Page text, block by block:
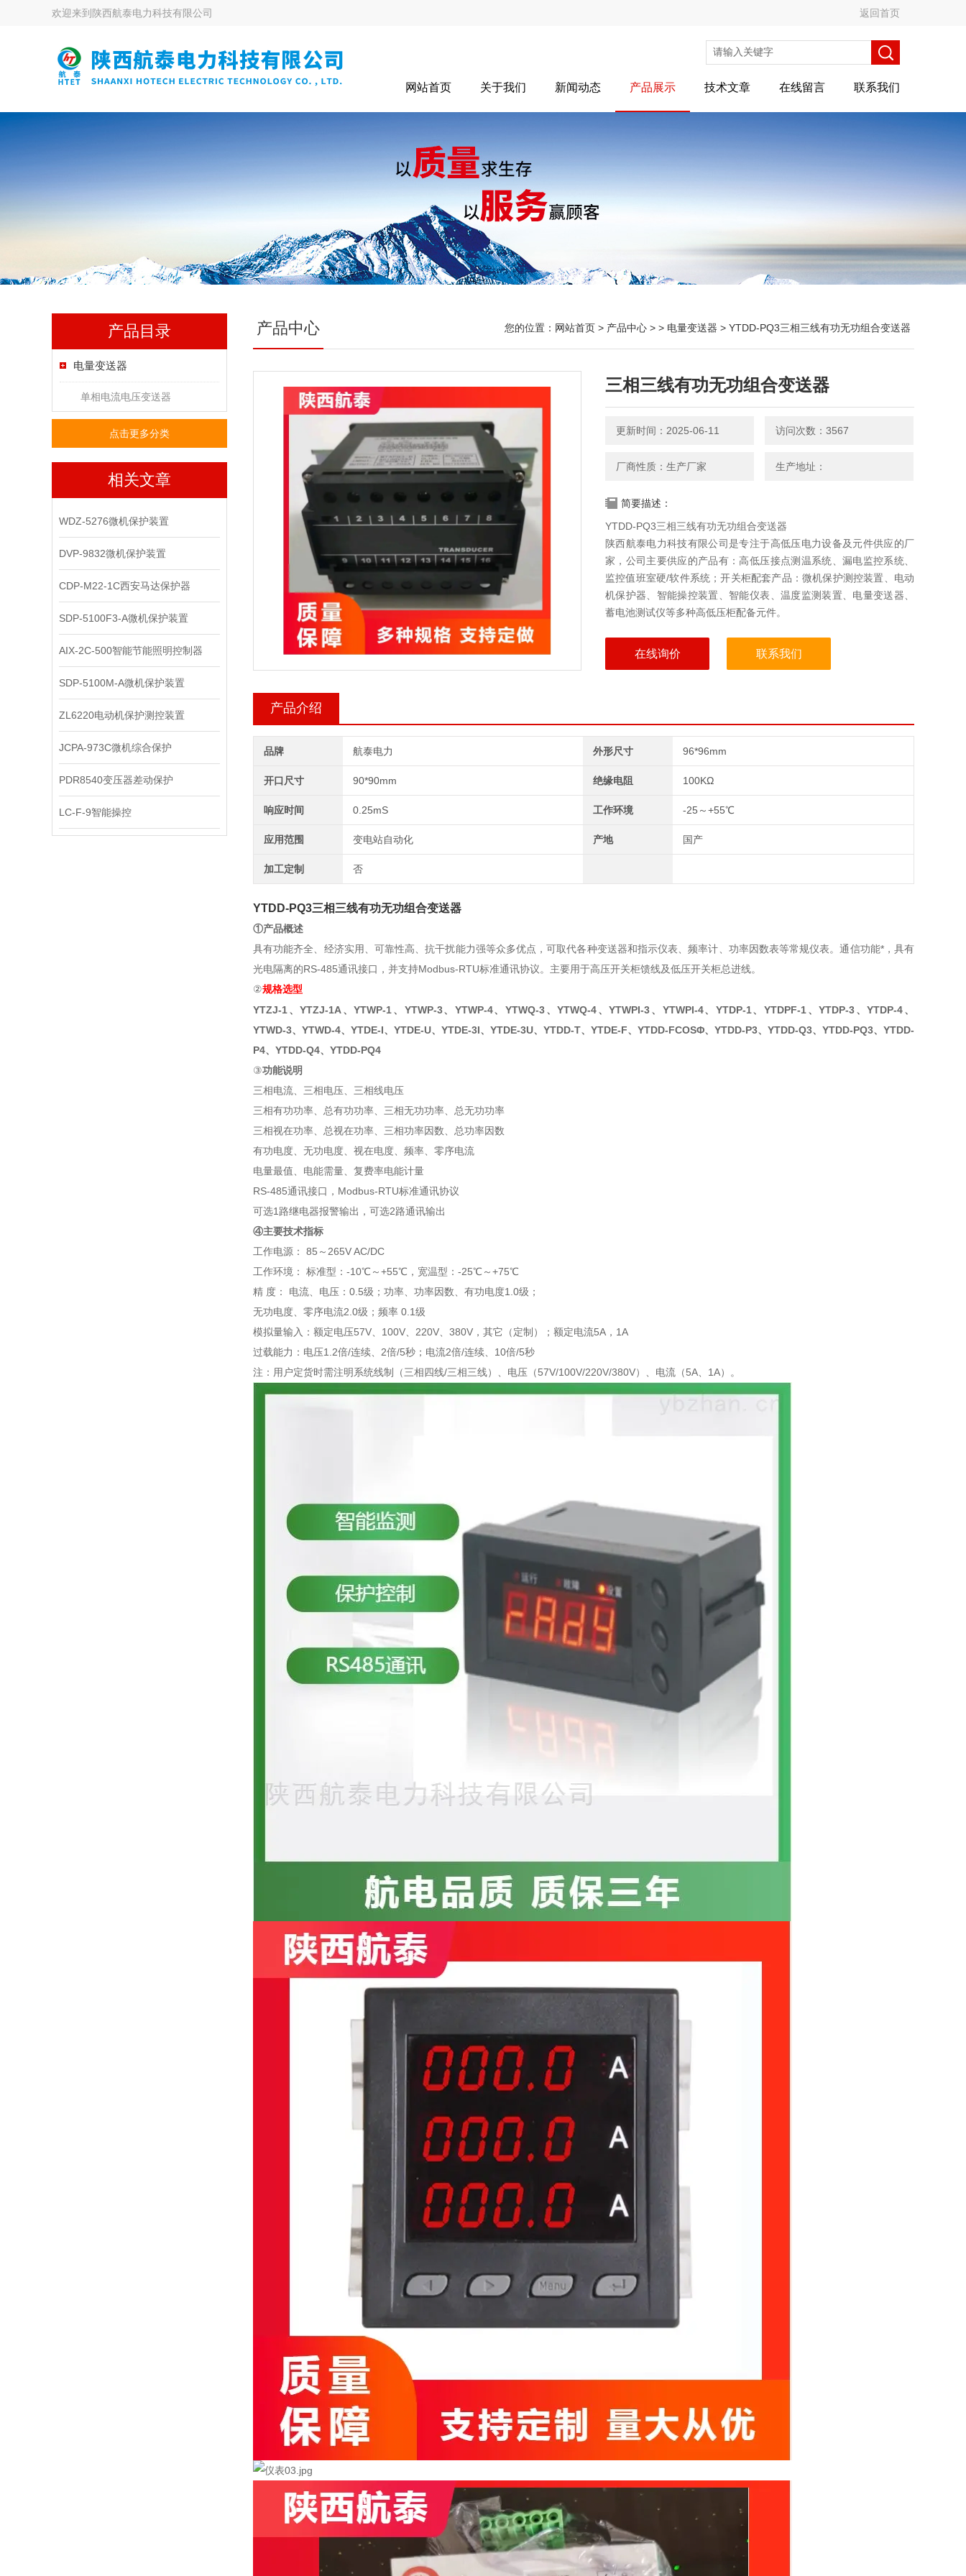
欢迎来到 陕西航泰电力科技有限公司 返回首页
网站首页 关于我们 新闻动态 产品展示 技术文章 在线留言 联系我们
产品目录
电量变送器
单相电流电压变送器
点击更多分类
相关文章
WDZ-5276微机保护装置
DVP-9832微机保护装置
CDP-M22-1C西安马达保护器
SDP-5100F3-A微机保护装置
AIX-2C-500智能节能照明控制器
SDP-5100M-A微机保护装置
ZL6220电动机保护测控装置
JCPA-973C微机综合保护
PDR8540变压器差动保护
LC-F-9智能操控
产品中心 您的位置： 网站首页 > 产品中心 > > 电量变送器 > YTDD-PQ3三相三线有功无功组合变送器
三相三线有功无功组合变送器
更新时间：2025-06-11 访问次数：3567
厂商性质：生产厂家 生产地址：
简要描述：
YTDD-PQ3三相三线有功无功组合变送器
陕西航泰电力科技有限公司是专注于高低压电力设备及元件供应的厂
家，公司主要供应的产品有：高低压接点测温系统、漏电监控系统、
监控值班室硬/软件系统；开关柜配套产品：微机保护测控装置、电动
机保护器、智能操控装置、智能仪表、温度监测装置、电量变送器、
蓄电池测试仪等多种高低压柜配备元件。
在线询价 联系我们
产品介绍
品牌 航泰电力 外形尺寸 96*96mm
开口尺寸 90*90mm 绝缘电阻 100KΩ
响应时间 0.25mS 工作环境 -25～+55℃
应用范围 变电站自动化 产地 国产
加工定制 否
YTDD-PQ3三相三线有功无功组合变送器
①产品概述
具有功能齐全、经济实用、可靠性高、抗干扰能力强等众多优点，可取代各种变送器和指示仪表、频率计、功率因数表等常规仪表。通信功能*，具有
光电隔离的RS-485通讯接口，并支持Modbus-RTU标准通讯协议。主要用于高压开关柜馈线及低压开关柜总进线。
②规格选型
YTZJ-1、YTZJ-1A、YTWP-1、YTWP-3、YTWP-4、YTWQ-3、YTWQ-4、YTWPI-3、YTWPI-4、YTDP-1、YTDPF-1、YTDP-3、YTDP-4、
YTWD-3、YTWD-4、YTDE-I、YTDE-U、YTDE-3I、YTDE-3U、YTDD-T、YTDE-F、YTDD-FCOSΦ、YTDD-P3、YTDD-Q3、YTDD-PQ3、YTDD-
P4、YTDD-Q4、YTDD-PQ4
③功能说明
三相电流、三相电压、三相线电压
三相有功功率、总有功功率、三相无功功率、总无功功率
三相视在功率、总视在功率、三相功率因数、总功率因数
有功电度、无功电度、视在电度、频率、零序电流
电量最值、电能需量、复费率电能计量
RS-485通讯接口，Modbus-RTU标准通讯协议
可选1路继电器报警输出，可选2路通讯输出
④主要技术指标
工作电源： 85～265V AC/DC
工作环境： 标准型：-10℃～+55℃，宽温型：-25℃～+75℃
精 度： 电流、电压：0.5级；功率、功率因数、有功电度1.0级；
无功电度、零序电流2.0级；频率 0.1级
模拟量输入：额定电压57V、100V、220V、380V，其它（定制）；额定电流5A，1A
过载能力：电压1.2倍/连续、2倍/5秒；电流2倍/连续、10倍/5秒
注：用户定货时需注明系统线制（三相四线/三相三线）、电压（57V/100V/220V/380V）、电流（5A、1A）。